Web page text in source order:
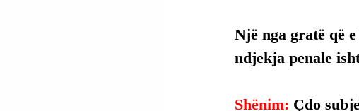
Një nga gratë që
ndjekja penale
Shënim: Çdo